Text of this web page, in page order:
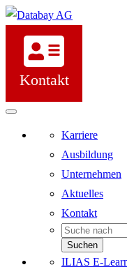
Kontakt
Karriere
Ausbildung
Unternehmen
Aktuelles
Kontakt
Suchen
ILIAS E-